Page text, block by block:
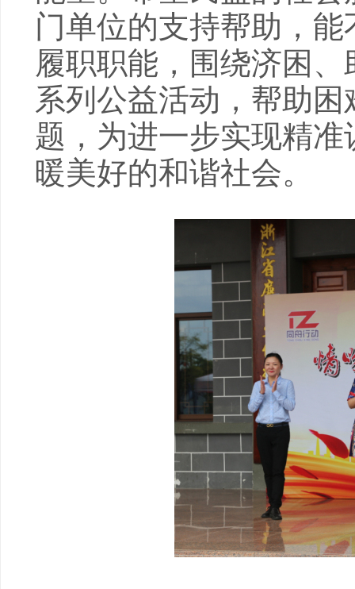
门单位的支持帮助，
履职职能，围绕济困
系列公益活动，帮助
题，为进一步实现精
暖美好的和谐社会。